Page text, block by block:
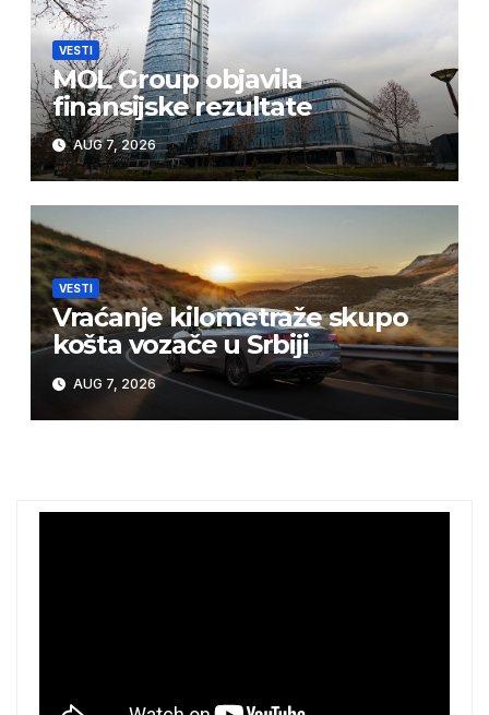
VESTI
MOL Group objavila
finansijske rezultate
AUG 7, 2026
VESTI
Vraćanje kilometraže skupo
košta vozače u Srbiji
AUG 7, 2026